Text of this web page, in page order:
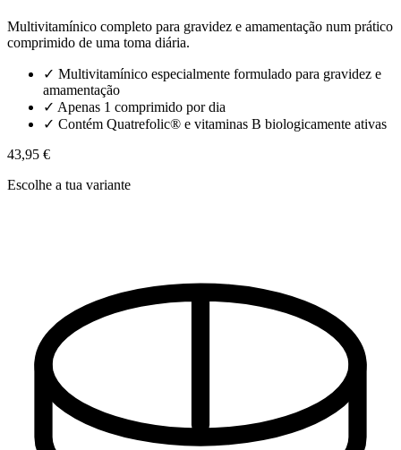
Multivitamínico completo para gravidez e amamentação num prático
comprimido de uma toma diária.
✓ Multivitamínico especialmente formulado para gravidez e
amamentação
✓ Apenas 1 comprimido por dia
✓ Contém Quatrefolic® e vitaminas B biologicamente ativas
43,95 €
Escolhe a tua variante